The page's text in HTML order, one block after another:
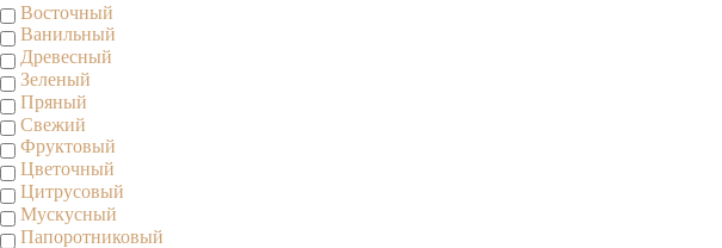
Восточный
Ванильный
Древесный
Зеленый
Пряный
Свежий
Фруктовый
Цветочный
Цитрусовый
Мускусный
Папоротниковый